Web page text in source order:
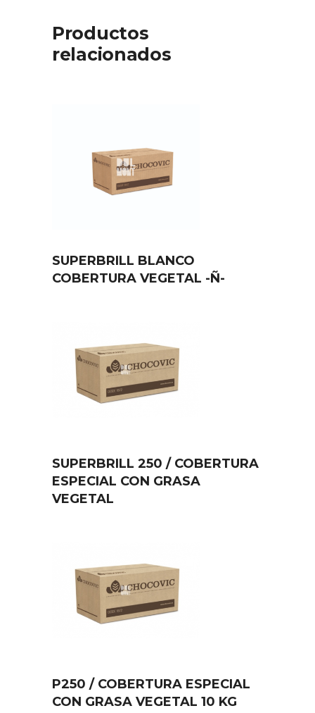
Productos
relacionados
SUPERBRILL BLANCO
COBERTURA VEGETAL -Ñ-
SUPERBRILL 250 / COBERTURA
ESPECIAL CON GRASA
VEGETAL
P250 / COBERTURA ESPECIAL
CON GRASA VEGETAL 10 KG